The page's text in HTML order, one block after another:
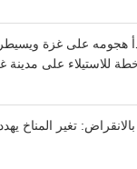
هجومه على غزة
للاستيلاء على
تغير المناخ